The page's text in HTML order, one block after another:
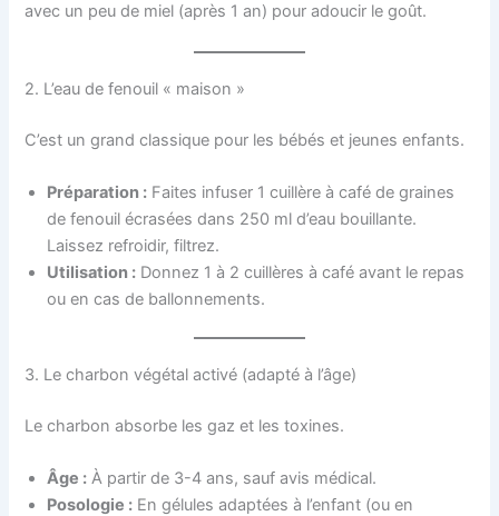
avec un peu de miel (après 1 an) pour adoucir le goût.
2. L’eau de fenouil « maison »
C’est un grand classique pour les bébés et jeunes enfants.
Préparation : Faites infuser 1 cuillère à café de graines
de fenouil écrasées dans 250 ml d’eau bouillante.
Laissez refroidir, filtrez.
Utilisation : Donnez 1 à 2 cuillères à café avant le repas
ou en cas de ballonnements.
3. Le charbon végétal activé (adapté à l’âge)
Le charbon absorbe les gaz et les toxines.
Âge : À partir de 3-4 ans, sauf avis médical.
Posologie : En gélules adaptées à l’enfant (ou en